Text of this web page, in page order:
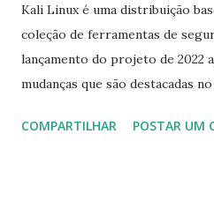
Kali Linux é uma distribuição
coleção de ferramentas de
lançamento do projeto de 2022
mudanças que são destacadas
Linux do ano novo com o Kali
COMPARTILHAR POSTAR UM